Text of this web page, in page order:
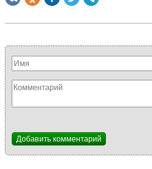
Добавить комментарий